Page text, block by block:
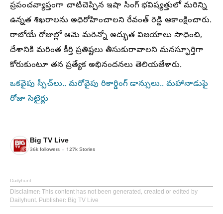
ప్రపంచవ్యాప్తంగా చాటిచెప్పిన ఇషా సింగ్ భవిష్యత్తులో మరిన్ని
ఉన్నత శిఖరాలను అధిరోహించాలని రేవంత్ రెడ్డి ఆకాంక్షించారు.
రాబోయే రోజుల్లో ఆమె మరెన్నో అద్భుత విజయాలు సాధించి,
దేశానికి మరింత కీర్తి ప్రతిష్టలు తీసుకురావాలని మనస్ఫూర్తిగా
కోరుకుంటూ తన ప్రత్యేక అభినందనలు తెలియజేశారు.
ఒకవైపు స్పీచ్‌లు.. మరోవైపు రికార్డింగ్ డాన్సులు.. మహానాడుపై
రోజా సెటైర్లు
Big TV Live
36k followers 127k Stories
Dailyhunt
Disclaimer: This content has not been generated, created or edited by
Dailyhunt. Publisher: Big TV Live